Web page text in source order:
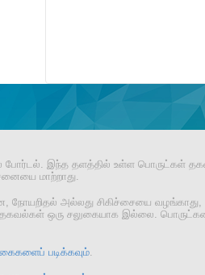
போர்டல். இந்த தளத்தில் உள்ள பொருட்கள்
மாற்றாது.
அல்லது சிகிச்சையை வழங்காது,
ஒரு சலுகையாக இல்லை.
படிக்கவும்